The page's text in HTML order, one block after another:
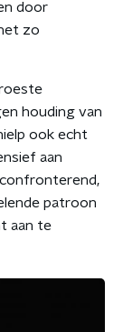
door
zo
houding van
ook echt
aan
patroon
aan te